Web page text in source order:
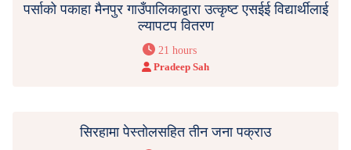
पर्साको पकाहा मैनपुर गाउँपालिकाद्वारा उत्कृष्ट एसईई विद्यार्थीलाई
ल्यापटप वितरण
21 hours
Pradeep Sah
सिरहामा पेस्तोलसहित तीन जना पक्राउ